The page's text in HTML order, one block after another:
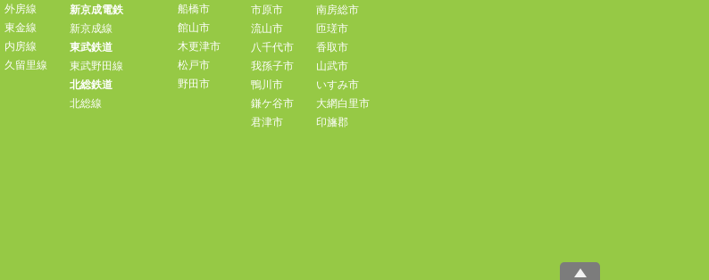
外房線
東金線
内房線
久留里線
新京成電鉄
新京成線
東武鉄道
東武野田線
北総鉄道
北総線
船橋市
館山市
木更津市
松戸市
野田市
市原市
流山市
八千代市
我孫子市
鴨川市
鎌ケ谷市
君津市
南房総市
匝瑳市
香取市
山武市
いすみ市
大網白里市
印旛郡